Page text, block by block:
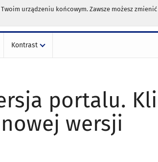
urządzeniu końcowym. Zawsze możesz
Kontrast
portalu.
wersji